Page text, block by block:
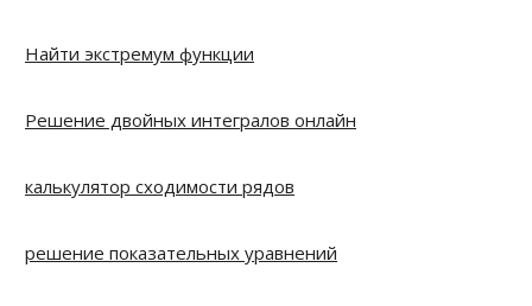
Найти экстремум функции
Решение двойных интегралов онлайн
калькулятор сходимости рядов
решение показательных уравнений